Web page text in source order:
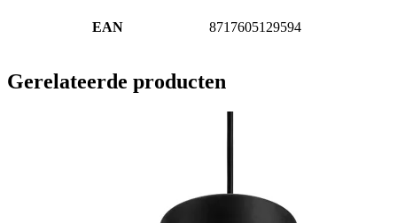
EAN 8717605129594
Gerelateerde producten